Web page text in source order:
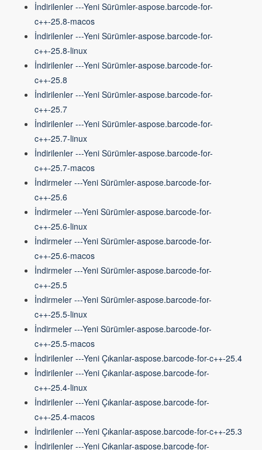
İndirilenler ---Yeni Sürümler-aspose.barcode-for-
c++-25.8-macos
İndirilenler ---Yeni Sürümler-aspose.barcode-for-
c++-25.8-linux
İndirilenler ---Yeni Sürümler-aspose.barcode-for-
c++-25.8
İndirilenler ---Yeni Sürümler-aspose.barcode-for-
c++-25.7
İndirilenler ---Yeni Sürümler-aspose.barcode-for-
c++-25.7-linux
İndirilenler ---Yeni Sürümler-aspose.barcode-for-
c++-25.7-macos
İndirmeler ---Yeni Sürümler-aspose.barcode-for-
c++-25.6
İndirmeler ---Yeni Sürümler-aspose.barcode-for-
c++-25.6-linux
İndirmeler ---Yeni Sürümler-aspose.barcode-for-
c++-25.6-macos
İndirmeler ---Yeni Sürümler-aspose.barcode-for-
c++-25.5
İndirmeler ---Yeni Sürümler-aspose.barcode-for-
c++-25.5-linux
İndirmeler ---Yeni Sürümler-aspose.barcode-for-
c++-25.5-macos
İndirilenler ---Yeni Çıkanlar-aspose.barcode-for-c++-25.4
İndirilenler ---Yeni Çıkanlar-aspose.barcode-for-
c++-25.4-linux
İndirilenler ---Yeni Çıkanlar-aspose.barcode-for-
c++-25.4-macos
İndirilenler ---Yeni Çıkanlar-aspose.barcode-for-c++-25.3
İndirilenler ---Yeni Çıkanlar-aspose.barcode-for-